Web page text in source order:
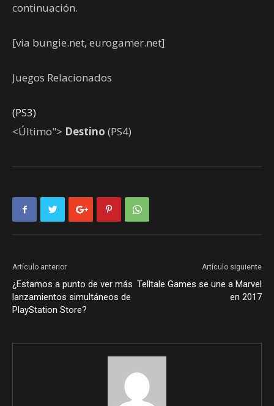
continuación.
[via bungie.net, eurogamer.net]
Juegos Relacionados
(PS3)
<Último"> Destino (PS4)
Artículo anterior
¿Estamos a punto de ver más
lanzamientos simultáneos de
PlayStation Store?
Artículo siguiente
Telltale Games se une a Marvel
en 2017